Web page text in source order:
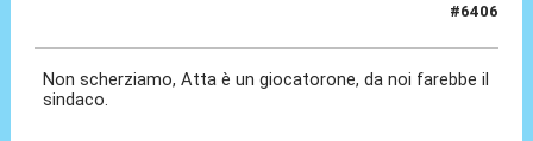
#6406
Non scherziamo, Atta è un giocatorone, da noi farebbe il
sindaco.